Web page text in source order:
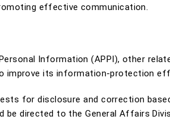
effective communication.
Information (APPI), other
improve its information-protection
for disclosure and correction
be directed to the General Affairs